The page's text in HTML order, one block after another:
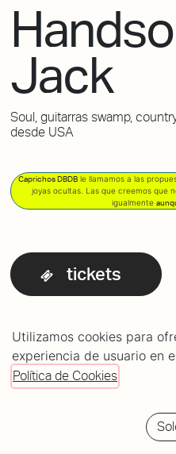
Jack
Soul, guitarras swamp,
desde USA
Caprichos DBDB le llamamos a las
joyas ocultas. Las que creemos que
igualmente
tickets
Utilizamos cookies para
experiencia de usuario en
Política de Cookies